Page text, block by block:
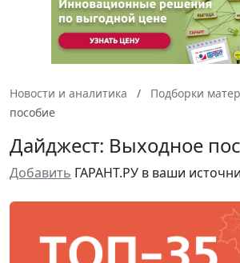
Новости и аналитика Подборки
пособие
Дайджест: Выходное
Добавить ГАРАНТ.РУ в ваши